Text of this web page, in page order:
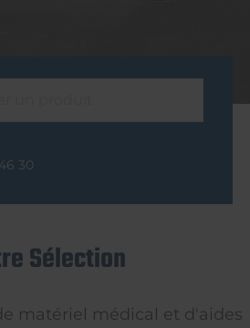
30
Sélection
matériel médical et d'aides